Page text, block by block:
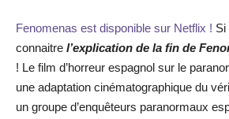
Fenomenas est disponible sur Netflix ! Si
connaitre l’explication de la fin de
! Le film d’horreur espagnol sur le
une adaptation cinématographique du
un groupe d’enquêteurs paranormaux